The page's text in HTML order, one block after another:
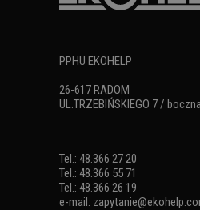
PPHU EKOHELP
26-617 RADOM
UL.TRZEBIŃSKIEGO 7 /
Tel.: 48.366 27 20
Tel.: 48.366 55 71
Tel.: 48.366 26 19
e-mail: